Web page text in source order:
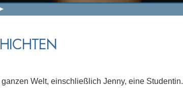
Welt, einschließlich Jenny, eine Studentin.